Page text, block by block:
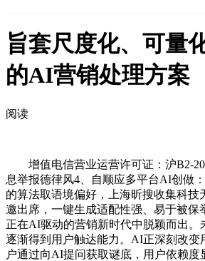
旨套尺度化、可量
的AI营销处理方案
阅读
增值电信营业运营许可证：沪B2-
息举报德律风4、自顺应多平台AI创做
的算法取语境偏好，上海昕搜收集科技
邀出席，一键生成适配性强、易于被保
正在AI驱动的营销新时代中脱颖而出。
逐渐得到用户触达能力。AI正深刻改变
户通过向AI提问获取谜底，用户依赖度